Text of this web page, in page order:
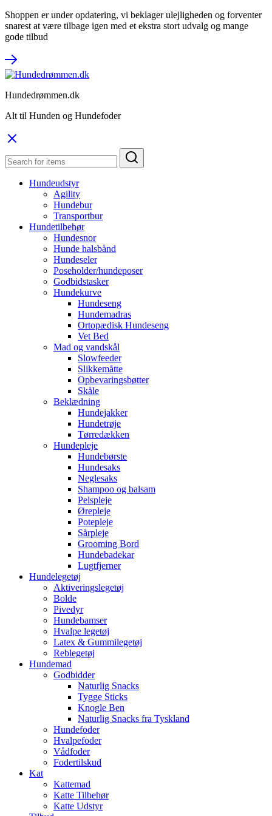
Shoppen er under opdatering, vi beklager ulejligheden og forventer
snarest at være tilbage igen med et ekstra stort udvalg og mange
gode tilbud
Hundedrømmen.dk
Alt til Hunden og Hundefoder
Hundeudstyr
Agility
Hundebur
Transportbur
Hundetilbehør
Hundesnor
Hunde halsbånd
Hundeseler
Poseholder/hundeposer
Godbidstasker
Hundekurve
Hundeseng
Hundemadras
Ortopædisk Hundeseng
Vet Bed
Mad og vandskål
Slowfeeder
Slikkemåtte
Opbevaringsbøtter
Skåle
Beklædning
Hundejakker
Hundetrøje
Tørredækken
Hundepleje
Hundebørste
Hundesaks
Neglesaks
Shampoo og balsam
Pelspleje
Ørepleje
Potepleje
Sårpleje
Grooming Bord
Hundebadekar
Lugtfjerner
Hundelegetøj
Aktiveringslegetøj
Bolde
Pivedyr
Hundebamser
Hvalpe legetøj
Latex & Gummilegetøj
Reblegetøj
Hundemad
Godbidder
Naturlig Snacks
Tygge Sticks
Knogle Ben
Naturlig Snacks fra Tyskland
Hundefoder
Hvalpefoder
Vådfoder
Fodertilskud
Kat
Kattemad
Katte Tilbehør
Katte Udstyr